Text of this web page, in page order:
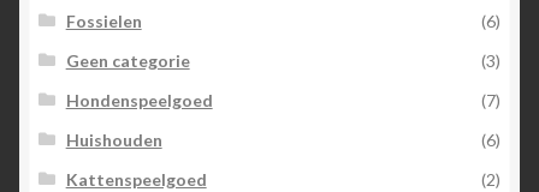
Fossielen
(6)
Geen categorie
(3)
Hondenspeelgoed
(7)
Huishouden
(6)
Kattenspeelgoed
(2)